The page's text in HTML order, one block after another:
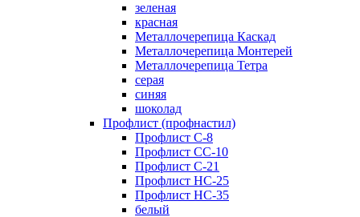
зеленая
красная
Металлочерепица Каскад
Металлочерепица Монтерей
Металлочерепица Тетра
серая
синяя
шоколад
Профлист (профнастил)
Профлист С-8
Профлист СС-10
Профлист C-21
Профлист НС-25
Профлист НС-35
белый